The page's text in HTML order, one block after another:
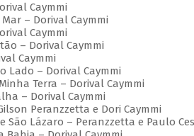
Caymmi
– Dorival Caymmi
Caymmi
– Dorival Caymmi
Caymmi
Lado – Dorival Caymmi
Terra – Dorival Caymmi
– Dorival Caymmi
Peranzzetta e Dori Caymmi
São Lázaro – Peranzzetta e Paulo